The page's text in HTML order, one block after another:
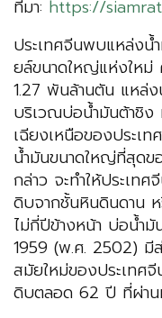
ที่มา: https://
ประเทศจีนพบแหล่งน้
ยล์ขนาดใหญ่แห่งใหม่
1.27 พันล้านตัน แหล่
บริเวณบ่อน้ำมันต้าชิ
เฉียงเหนือของประเ
น้ำมันขนาดใหญ่ที่สุดข
กล่าว จะทำให้ประเท
ดิบจากชั้นหินดินดาน ห
ไม่กี่ปีข้างหน้า บ่อน้ำ
1959 (พ.ศ. 2502) มี
สมัยใหม่ของประเทศ
ดิบตลอด 62 ปี ที่ผ่าน